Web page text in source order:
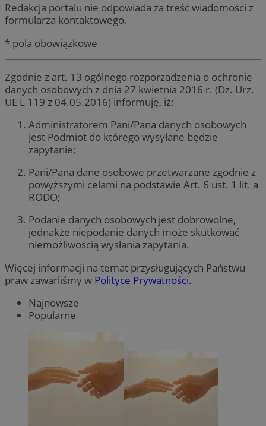
Redakcja portalu nie odpowiada za treść wiadomości z
formularza kontaktowego.
* pola obowiązkowe
Zgodnie z art. 13 ogólnego rozporządzenia o ochronie
danych osobowych z dnia 27 kwietnia 2016 r. (Dz. Urz.
UE L 119 z 04.05.2016) informuję, iż:
Administratorem Pani/Pana danych osobowych
jest Podmiot do którego wysyłane będzie
zapytanie;
Pani/Pana dane osobowe przetwarzane zgodnie z
powyższymi celami na podstawie Art. 6 ust. 1 lit. a
RODO;
Podanie danych osobowych jest dobrowolne,
jednakże niepodanie danych może skutkować
niemożliwością wysłania zapytania.
Więcej informacji na temat przysługujących Państwu
praw zawarliśmy w Polityce Prywatności.
Najnowsze
Popularne